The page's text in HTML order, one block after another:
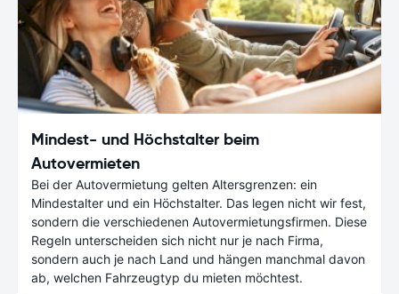
Mindest- und Höchstalter beim
Autovermieten
Bei der Autovermietung gelten Altersgrenzen: ein
Mindestalter und ein Höchstalter. Das legen nicht wir fest,
sondern die verschiedenen Autovermietungsfirmen. Diese
Regeln unterscheiden sich nicht nur je nach Firma,
sondern auch je nach Land und hängen manchmal davon
ab, welchen Fahrzeugtyp du mieten möchtest.